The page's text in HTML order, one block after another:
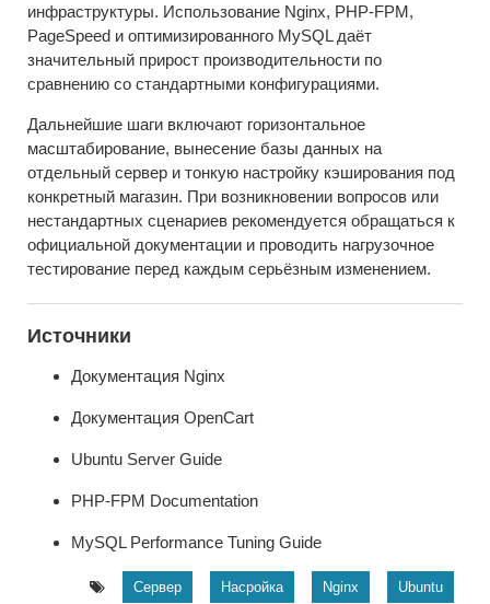
инфраструктуры. Использование Nginx, PHP-FPM,
PageSpeed и оптимизированного MySQL даёт
значительный прирост производительности по
сравнению со стандартными конфигурациями.
Дальнейшие шаги включают горизонтальное
масштабирование, вынесение базы данных на
отдельный сервер и тонкую настройку кэширования под
конкретный магазин. При возникновении вопросов или
нестандартных сценариев рекомендуется обращаться к
официальной документации и проводить нагрузочное
тестирование перед каждым серьёзным изменением.
Источники
Документация Nginx
Документация OpenCart
Ubuntu Server Guide
PHP-FPM Documentation
MySQL Performance Tuning Guide
Сервер Насройка Nginx Ubuntu